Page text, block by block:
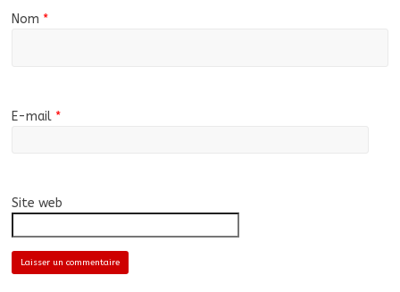
Nom *
E-mail *
Site web